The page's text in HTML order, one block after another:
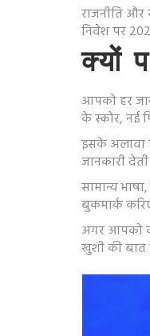
राजनीति और
निवेश पर
क्यों
आपको हर
के स्कोर, नई
इसके अलावा
जानकारी
सामान्य
बुकमार्क
अगर आपको
खुशी की बात